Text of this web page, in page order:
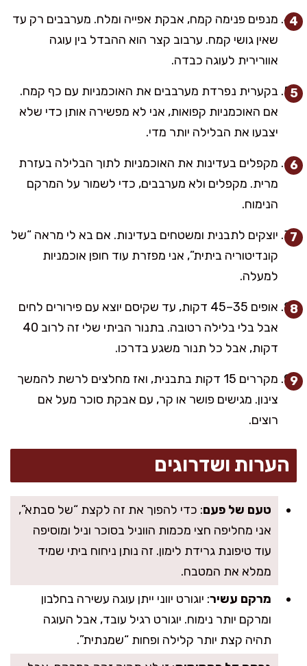
מנפים פנימה קמח, אבקת אפייה ומלח. מערבבים רק עד
שאין גושי קמח. ערבוב קצר הוא ההבדל בין עוגה
אוורירית לעוגה כבדה.
בקערית נפרדת מערבבים את האוכמניות עם כף קמח.
אם האוכמניות קפואות, אני לא מפשירה אותן כדי שלא
יצבעו את הבלילה יותר מדי.
מקפלים בעדינות את האוכמניות לתוך הבלילה בעזרת
מרית. מקפלים ולא מערבבים, כדי לשמור על המרקם
הנימוח.
יוצקים לתבנית ומשטחים בעדינות. אם בא לי מראה “של
קונדיטוריה ביתית”, אני מפזרת עוד חופן אוכמניות
למעלה.
אופים 35–45 דקות, עד שקיסם יוצא עם פירורים לחים
אבל בלי בלילה רטובה. בתנור הביתי שלי זה לרוב 40
דקות, אבל כל תנור משגע בדרכו.
מקררים 15 דקות בתבנית, ואז מחלצים לרשת להמשך
צינון. מגישים פושר או קר, עם אבקת סוכר מעל אם
רוצים.
הערות ושדרוגים
טעם של פעם: כדי להפוך את זה לקצת “של סבתא”,
אני מחליפה חצי מכמות הווניל בסוכר וניל ומוסיפה
עוד טיפונת גרידת לימון. זה נותן ניחוח ביתי שמיד
ממלא את המטבח.
מרקם עשיר: יוגורט יווני ייתן עוגה עשירה בחלבון
ומרקם יותר נימוח. יוגורט רגיל עובד, אבל העוגה
תהיה קצת יותר קלילה ופחות “שמנתית”.